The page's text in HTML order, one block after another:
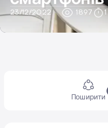
23/12/2022 1897
Поширити